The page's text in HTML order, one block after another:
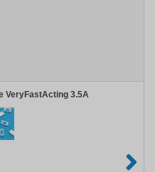
VeryFastActing 3.5A